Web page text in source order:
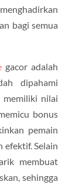
bagi semua
gacor adalah
dipahami
memiliki nilai
bonus
pemain
efektif. Selain
membuat
sehingga